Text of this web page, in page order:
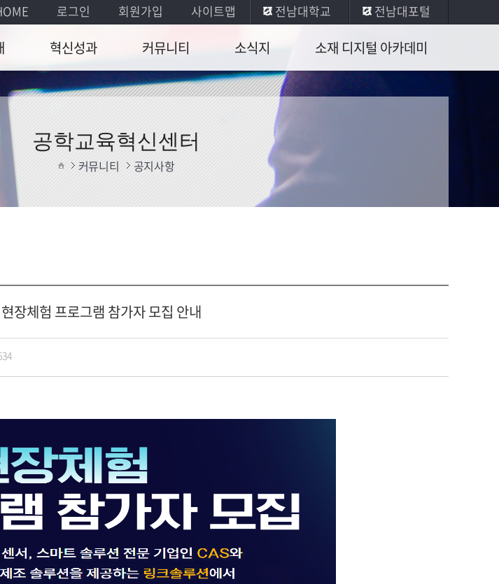
로그인 회원가입 사이트맵 전남대학교 전남대포털
혁신성과
공학교육방법개선
확산활동
커뮤니티
공지사항
자료실
소식지
포토갤러리
공학수기집
소재 디지털 아카데미
소재 디지털 아카데미
공학교육혁신센터
커뮤니티 공지사항
장체험 프로그램 참가자 모집 안내